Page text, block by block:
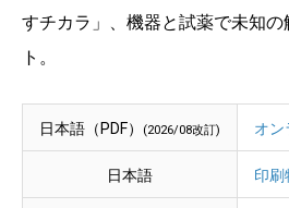
すチカラ」、機器と試薬で未知
ト。
日本語（PDF） (2026/08改訂) オン
日本語 印刷